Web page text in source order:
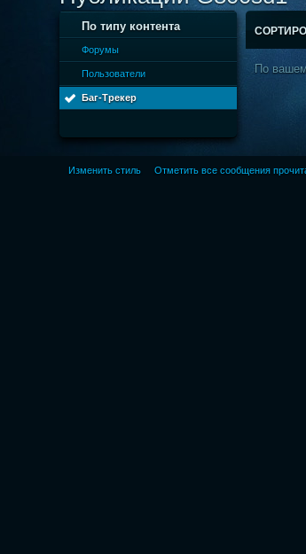
По типу контента
Форумы
Пользователи
Баг-Трекер
По
Изменить стиль Отметить все сообщения